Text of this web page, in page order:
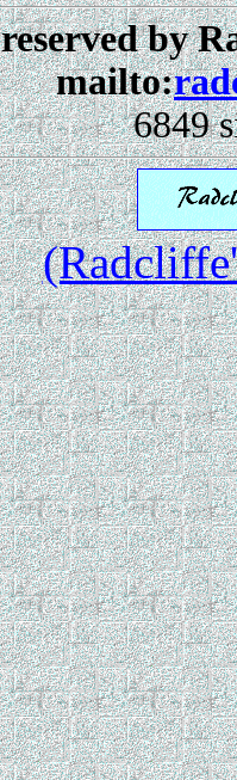
by
mailto:
6849